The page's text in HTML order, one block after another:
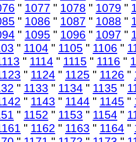
" 1077 " 1078 " 1079 "
" 1086 " 1087 " 1088 "
" 1095 " 1096 " 1097 "
" 1104 " 1105 " 1106 "
" 1114 " 1115 " 1116 "
" 1124 " 1125 " 1126 "
" 1133 " 1134 " 1135 "
" 1143 " 1144 " 1145 "
" 1152 " 1153 " 1154 "
" 1162 " 1163 " 1164 "